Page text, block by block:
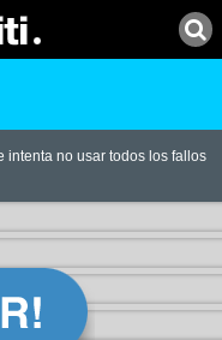
intenta no usar todos los fallos